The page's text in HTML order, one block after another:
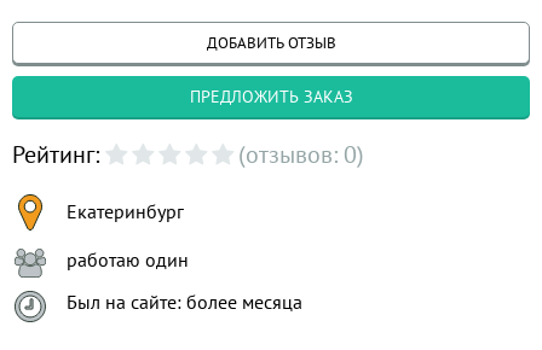
ДОБАВИТЬ ОТЗЫВ
ПРЕДЛОЖИТЬ ЗАКАЗ
Рейтинг: (отзывов: 0)
Екатеринбург
работаю один
Был на сайте: более месяца